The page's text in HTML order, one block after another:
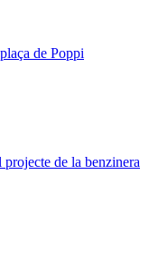
de Poppi
projecte de la benzinera